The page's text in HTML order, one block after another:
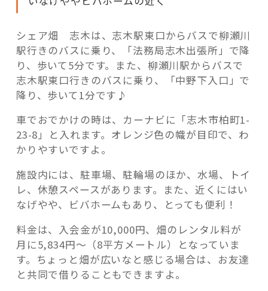
シェア畑 志木は、志木駅東口からバスで柳瀬川
駅行きのバスに乗り、「法務局志木出張所」で降
り、歩いて5分です。また、柳瀬川駅からバスで
志木駅東口行きのバスに乗り、「中野下入口」で
降り、歩いて1分です♪
車でおでかけの時は、カーナビに「志木市柏町1-
23-8」と入れます。オレンジ色の幟が目印で、わ
かりやすいですよ。
施設内には、駐車場、駐輪場のほか、水場、トイ
レ、休憩スペースがあります。また、近くにはい
なげやや、ビバホームもあり、とっても便利！
料金は、入会金が10,000円、畑のレンタル料が
月に5,834円～（8平方メートル）となっていま
す。ちょっと畑が広いなと感じる場合は、お友達
と共同で借りることもできますよ。